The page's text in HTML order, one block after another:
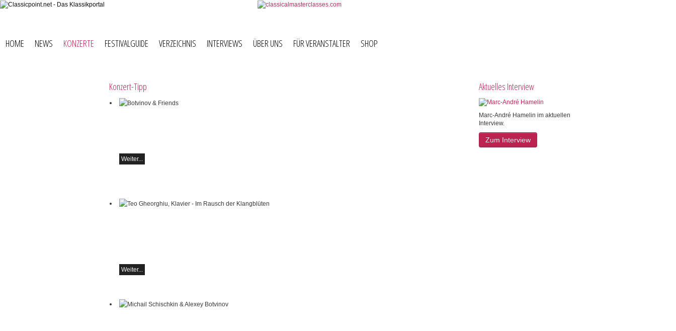
HOME NEWS KONZERTE FESTIVALGUIDE VERZEICHNIS INTERVIEWS ÜBER UNS FÜR VERANSTALTER SHOP
Konzert-Tipp
Weiter...
Weiter...
Aktuelles Interview
Marc-André Hamelin im aktuellen
Interview.
Zum Interview